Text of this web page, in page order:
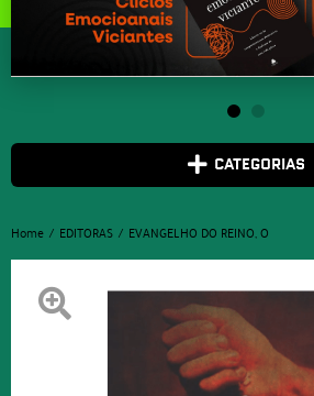
CATEGORIAS
Home EDITORAS EVANGELHO DO REINO, O